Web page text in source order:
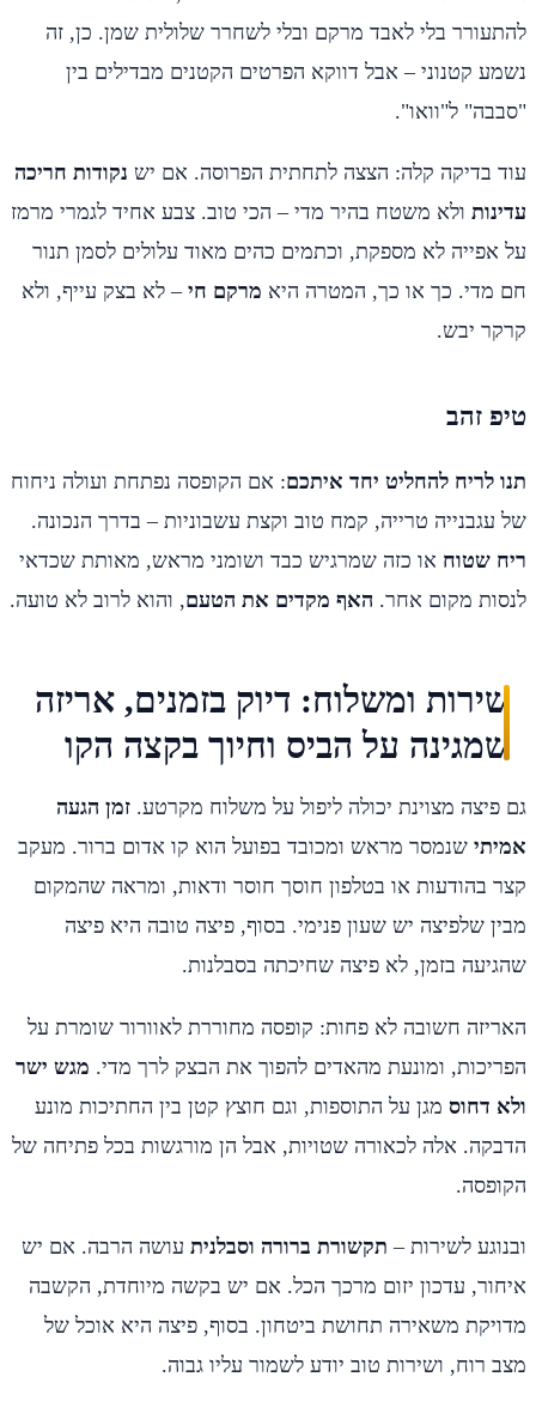
להתעורר בלי לאבד מרקם ובלי לשחרר שלולית שמן. כן, זה
נשמע קטנוני – אבל דווקא הפרטים הקטנים מבדילים בין
"סבבה" ל"וואו".
עוד בדיקה קלה: הצצה לתחתית הפרוסה. אם יש נקודות חריכה
עדינות ולא משטח בהיר מדי – הכי טוב. צבע אחיד לגמרי מרמז
על אפייה לא מספקת, וכתמים כהים מאוד עלולים לסמן תנור
חם מדי. כך או כך, המטרה היא מרקם חי – לא בצק עייף, ולא
קרקר יבש.
טיפ זהב
תנו לריח להחליט יחד איתכם: אם הקופסה נפתחת ועולה ניחוח
של עגבנייה טרייה, קמח טוב וקצת עשבוניות – בדרך הנכונה.
ריח שטוח או כזה שמרגיש כבד ושומני מראש, מאותת שכדאי
לנסות מקום אחר. האף מקדים את הטעם, והוא לרוב לא טועה.
שירות ומשלוח: דיוק בזמנים, אריזה
שמגינה על הביס וחיוך בקצה הקו
גם פיצה מצוינת יכולה ליפול על משלוח מקרטע. זמן הגעה
אמיתי שנמסר מראש ומכובד בפועל הוא קו אדום ברור. מעקב
קצר בהודעות או בטלפון חוסך חוסר ודאות, ומראה שהמקום
מבין שלפיצה יש שעון פנימי. בסוף, פיצה טובה היא פיצה
שהגיעה בזמן, לא פיצה שחיכתה בסבלנות.
האריזה חשובה לא פחות: קופסה מחוררת לאוורור שומרת על
הפריכות, ומונעת מהאדים להפוך את הבצק לרך מדי. מגש ישר
ולא דחוס מגן על התוספות, וגם חוצץ קטן בין החתיכות מונע
הדבקה. אלה לכאורה שטויות, אבל הן מורגשות בכל פתיחה של
הקופסה.
ובנוגע לשירות – תקשורת ברורה וסבלנית עושה הרבה. אם יש
איחור, עדכון יזום מרכך הכל. אם יש בקשה מיוחדת, הקשבה
מדויקת משאירה תחושת ביטחון. בסוף, פיצה היא אוכל של
מצב רוח, ושירות טוב יודע לשמור עליו גבוה.